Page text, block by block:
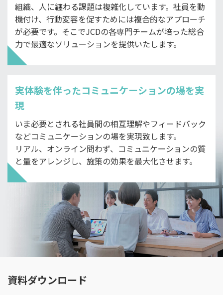
組織、人に纏わる課題は複雑化しています。社員を動
機付け、行動変容を促すためには複合的なアプローチ
が必要です。そこでJCDの各専門チームが培った総合
力で最適なソリューションを提供いたします。
実体験を伴ったコミュニケーションの場を実
現
いま必要とされる社員間の相互理解やフィードバック
などコミュニケーションの場を実現致します。
リアル、オンライン問わず、コミュニケーションの質
と量をアレンジし、施策の効果を最大化させます。
資料ダウンロード